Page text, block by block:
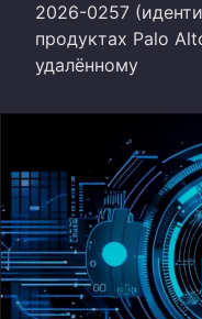
2026-0257
продуктах Palo
удалённому